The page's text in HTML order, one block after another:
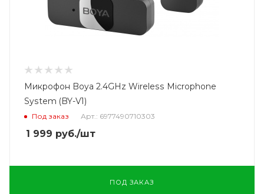
Микрофон Boya 2.4GHz Wireless Microphone
System (BY-V1)
Под заказ Арт.: 6977490710303
1 999 руб./шт
ПОД ЗАКАЗ